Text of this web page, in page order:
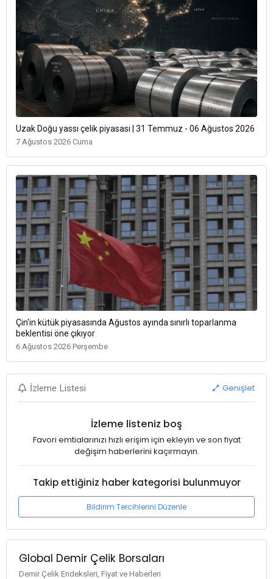
Uzak Doğu yassı çelik piyasası | 31 Temmuz - 06 Ağustos 2026
7 Ağustos 2026 Cuma
Çin'in kütük piyasasında Ağustos ayında sınırlı toparlanma
beklentisi öne çıkıyor
6 Ağustos 2026 Perşembe
İzleme Listesi Genişlet
İzleme listeniz boş
Favori emtialarınızı hızlı erişim için ekleyin ve son fiyat
değişim haberlerini kaçırmayın.
Takip ettiğiniz haber kategorisi bulunmuyor
Bildirim Tercihlerini Düzenle
Global Demir Çelik Borsaları
Demir Çelik Endeksleri, Fiyat ve Haberleri